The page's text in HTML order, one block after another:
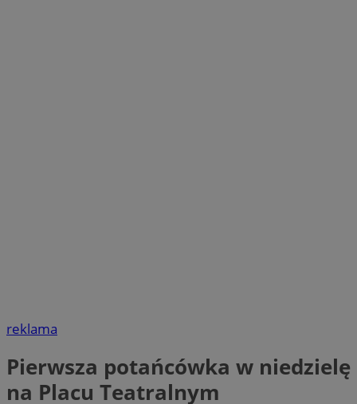
reklama
Pierwsza potańcówka w niedzielę
na Placu Teatralnym